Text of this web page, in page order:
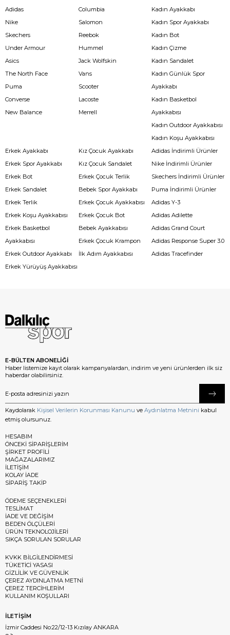
Adidas
Nike
Skechers
Under Armour
Asics
The North Face
Puma
Converse
New Balance
Columbia
Salomon
Reebok
Hummel
Jack Wolfskin
Vans
Scooter
Lacoste
Merrell
Kadın Ayakkabı
Kadın Spor Ayakkabı
Kadın Bot
Kadın Çizme
Kadın Sandalet
Kadın Günlük Spor
Ayakkabı
Kadın Basketbol
Ayakkabısı
Kadın Outdoor Ayakkabısı
Kadın Koşu Ayakkabısı
Erkek Ayakkabı
Erkek Spor Ayakkabı
Erkek Bot
Erkek Sandalet
Erkek Terlik
Erkek Koşu Ayakkabısı
Erkek Basketbol
Ayakkabısı
Erkek Outdoor Ayakkabı
Erkek Yürüyüş Ayakkabısı
Kız Çocuk Ayakkabı
Kız Çocuk Sandalet
Erkek Çocuk Terlik
Bebek Spor Ayakkabı
Erkek Çocuk Ayakkabısı
Erkek Çocuk Bot
Bebek Ayakkabısı
Erkek Çocuk Krampon
İlk Adım Ayakkabısı
Adidas İndirimli Ürünler
Nike İndirimli Ürünler
Skechers İndirimli Ürünler
Puma İndirimli Ürünler
Adidas Y-3
Adidas Adilette
Adidas Grand Court
Adidas Response Super 3.0
Adidas Tracefinder
E-BÜLTEN ABONELİĞİ
Haber listemize kayıt olarak kampanyalardan, indirim ve yeni ürünlerden ilk siz
haberdar olabilirsiniz.
Kaydolarak Kişisel Verilerin Korunması Kanunu ve Aydınlatma Metnini kabul
etmiş olursunuz.
HESABIM
ÖNCEKİ SİPARİŞLERİM
ŞİRKET PROFİLİ
MAĞAZALARIMIZ
İLETİŞİM
KOLAY İADE
SİPARİŞ TAKİP
ÖDEME SEÇENEKLERİ
TESLİMAT
İADE VE DEĞİŞİM
BEDEN ÖLÇÜLERİ
ÜRÜN TEKNOLOJİLERİ
SIKÇA SORULAN SORULAR
KVKK BİLGİLENDİRMESİ
TÜKETİCİ YASASI
GİZLİLİK VE GÜVENLİK
ÇEREZ AYDINLATMA METNİ
ÇEREZ TERCİHLERİM
KULLANIM KOŞULLARI
İLETİŞİM
İzmir Caddesi No:22/12-13 Kızılay ANKARA